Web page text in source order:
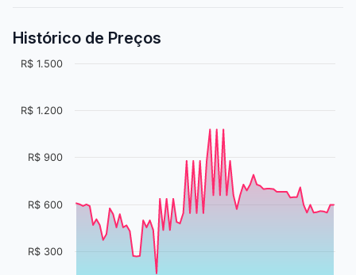
Histórico de Preços
R$ 300
R$ 600
R$ 900
R$ 1.200
R$ 1.500